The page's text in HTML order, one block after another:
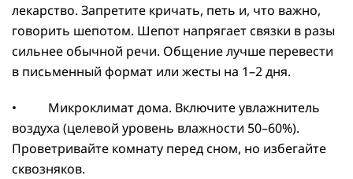
лекарство. Запретите кричать, петь и, что важно,
говорить шепотом. Шепот напрягает связки в разы
сильнее обычной речи. Общение лучше перевести
в письменный формат или жесты на 1–2 дня.
• Микроклимат дома. Включите увлажнитель
воздуха (целевой уровень влажности 50–60%).
Проветривайте комнату перед сном, но избегайте
сквозняков.